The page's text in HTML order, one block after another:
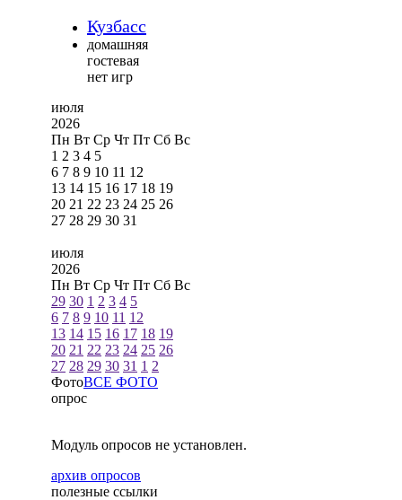
Кузбасс
домашняя
гостевая
нет игр
июля
2026
Пн Вт Ср Чт Пт Сб Вс
1 2 3 4 5
6 7 8 9 10 11 12
13 14 15 16 17 18 19
20 21 22 23 24 25 26
27 28 29 30 31
июля
2026
Пн Вт Ср Чт Пт Сб Вс
29 30 1 2 3 4 5
6 7 8 9 10 11 12
13 14 15 16 17 18 19
20 21 22 23 24 25 26
27 28 29 30 31 1 2
ФотоВСЕ ФОТО
опрос
Модуль опросов не установлен.
архив опросов
полезные ссылки